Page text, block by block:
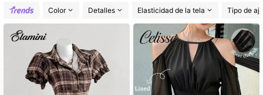
Color
Detalles Elasticidad de la tela Tipo de